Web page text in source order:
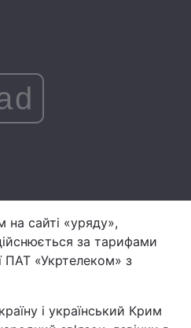
на сайті «уряду»,
за тарифами
ПАТ «Укртелеком» з
і український Крим